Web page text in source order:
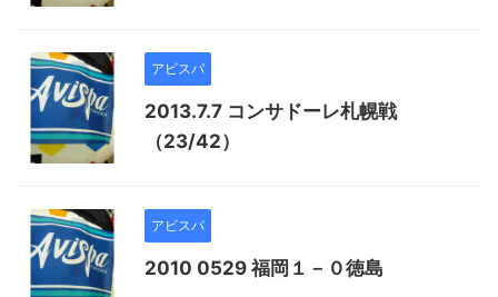
アビスパ
2013.7.7 コンサドーレ札幌戦
（23/42）
アビスパ
2010 0529 福岡１－０徳島